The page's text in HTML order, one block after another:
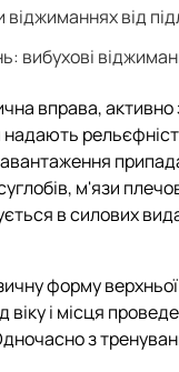
від
вибухові
вправа,
м'язи
в силових
форму
і місця
з